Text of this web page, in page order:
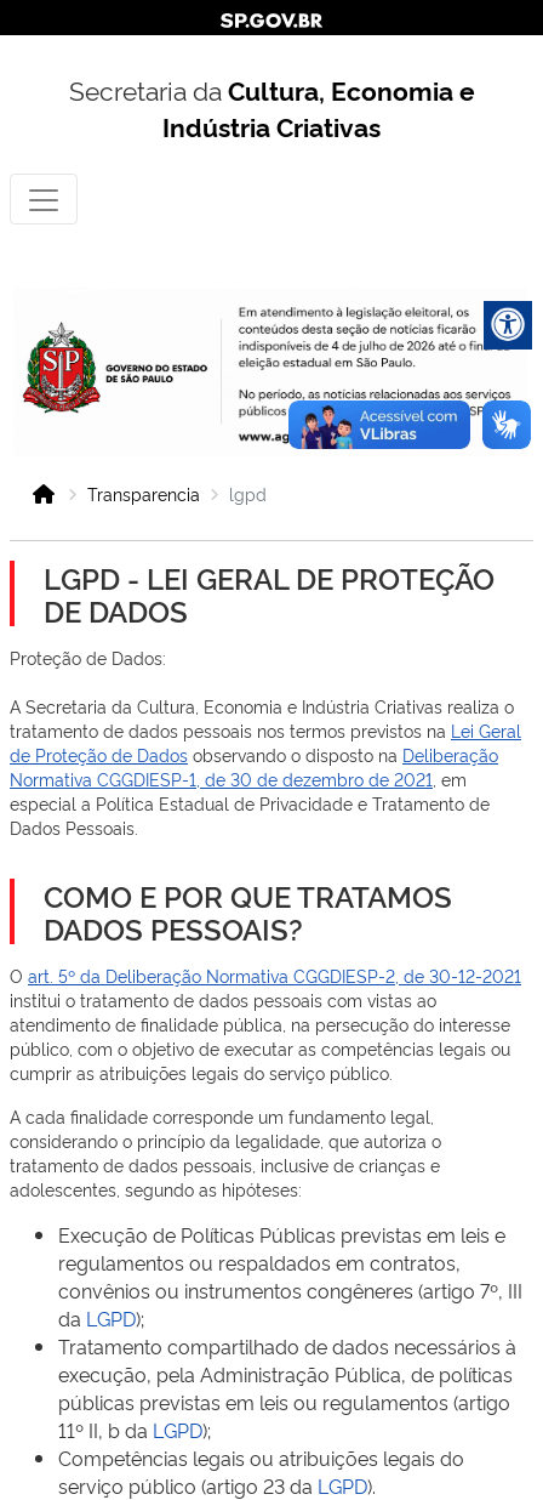
Secretaria daCultura, Economia e
Indústria Criativas
Transparencia lgpd
LGPD - LEI GERAL DE PROTEÇÃO
DE DADOS
Proteção de Dados:
A Secretaria da Cultura, Economia e Indústria Criativas realiza o
tratamento de dados pessoais nos termos previstos na Lei Geral
de Proteção de Dados observando o disposto na Deliberação
Normativa CGGDIESP-1, de 30 de dezembro de 2021 , em
especial a Política Estadual de Privacidade e Tratamento de
Dados Pessoais.
COMO E POR QUE TRATAMOS
DADOS PESSOAIS?
O art. 5º da Deliberação Normativa CGGDIESP-2, de 30-12-2021
institui o tratamento de dados pessoais com vistas ao
atendimento de finalidade pública, na persecução do interesse
público, com o objetivo de executar as competências legais ou
cumprir as atribuições legais do serviço público.
A cada finalidade corresponde um fundamento legal,
considerando o princípio da legalidade, que autoriza o
tratamento de dados pessoais, inclusive de crianças e
adolescentes, segundo as hipóteses:
Execução de Políticas Públicas previstas em leis e
regulamentos ou respaldados em contratos,
convênios ou instrumentos congêneres (artigo 7º, III
da LGPD);
Tratamento compartilhado de dados necessários à
execução, pela Administração Pública, de políticas
públicas previstas em leis ou regulamentos (artigo
11º II, b da LGPD);
Competências legais ou atribuições legais do
serviço público (artigo 23 da LGPD).